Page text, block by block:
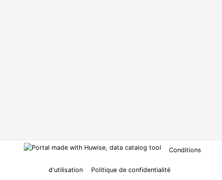
Conditions
d'utilisation Politique de confidentialité